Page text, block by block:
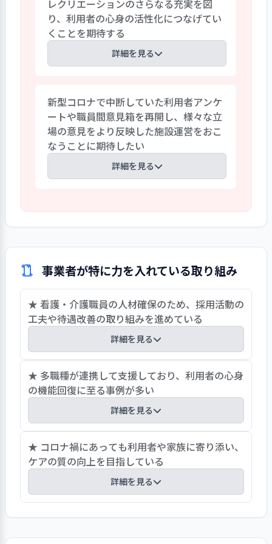
シャワー浴となっており、利用者からは
「湯船に入りたい」、職員からは「湯船
に入らせたい」という声があがっている。
職員アンケートでは「湯船に入れない利用
者が多くいるので各フロアに個浴の設備
用できる方からは「ゆっくりと入ること
ができます」との声が寄せられたが、湯
船に入れずシャワー浴対応の利用者から
は「（湯冷めを避けるためか）大急ぎで
洗ってもらっている。ゆっくり入りたい」
などの声が複数寄せられた。
レクリエーションのさらなる充実を図
り、利用者の心身の活性化につなげてい
くことを期待する
詳細を見る
ての体操、動画を見ながらの体操など、フ
ロアでのグループ活動が盛んである。ま
た、屋上には畑があり、ここで野菜を栽培
することが、利用者の癒しの時間となって
いる。また、個別レクリエーションなど、
利用者がそれぞれ自分らしい時間を過ご
移行後においても、引き続き、感染対策等
の取り組みを継続しながら、レクリエー
身の活性化につなげていくことを期待す
る。
新型コロナで中断していた利用者アンケ
ートや職員間意見箱を再開し、様々な立
場の意見をより反映した施設運営をおこ
なうことに期待したい
詳細を見る
している。コロナ禍で、面会の制限や職員
の体調管理、稼働率の低下といった課題
が浮き彫りになっており、利用者アンケー
トなどの満足度調査や職員間意見箱を速
やかに再開し、多様な意見を踏まえた施
設運営をおこなうことが期待されてい
る。さらに、新型コロナの感染拡大に伴
い、行事についてもその多くが中止となっ
ていたが、地域に密着した施設としての
役割を踏まえて、今後は徐々に活動を再開
していくことが望まれる。
事業者が特に力を入れている取り組み
★ 看護・介護職員の人材確保のため、採用活動の
工夫や待遇改善の取り組みを進めている
詳細を見る
看護・介護職員の人材不足といった課題に対応す
るため、各職種の養成学校への訪問や教員との関
係性の構築、就職セミナーへの参加など、新卒採
用を含め人材確保の取り組みを積極的におこなっ
ている。特に資格取得のための実習生の受け入れ
に際しては、実習現場の指導担当者が実習生に寄
り添い、専門職としてのやりがいや施設の魅力を
伝えることで、実際に卒業後の採用につなげてい
る。若手人材の確保のため、処遇改善加算を最大
限活用し、月額給与に加えて処遇改善手当を支給
することで、賃金の改善など待遇の改善にも取り
組んでいる。
★ 多職種が連携して支援しており、利用者の心身
の機能回復に至る事例が多い
詳細を見る
看取り目的で入所し、入所時は食思不振で痩せが
目立ち、多くをベッド上で過ごす利用者がいた。
この方は家族とのカンファレンスを経て、内服薬
投与・減薬・食事形態と内容の工夫・定期的なリ
ハビリなどの積み重ねにより、体重が増加し、伝
い歩きなどもできるようになり、退所後のデイサ
★ コロナ禍にあっても利用者や家族に寄り添い、
ケアの質の向上を目指している
詳細を見る
コロナ禍で様々な生活の制限をおこなわざるを得